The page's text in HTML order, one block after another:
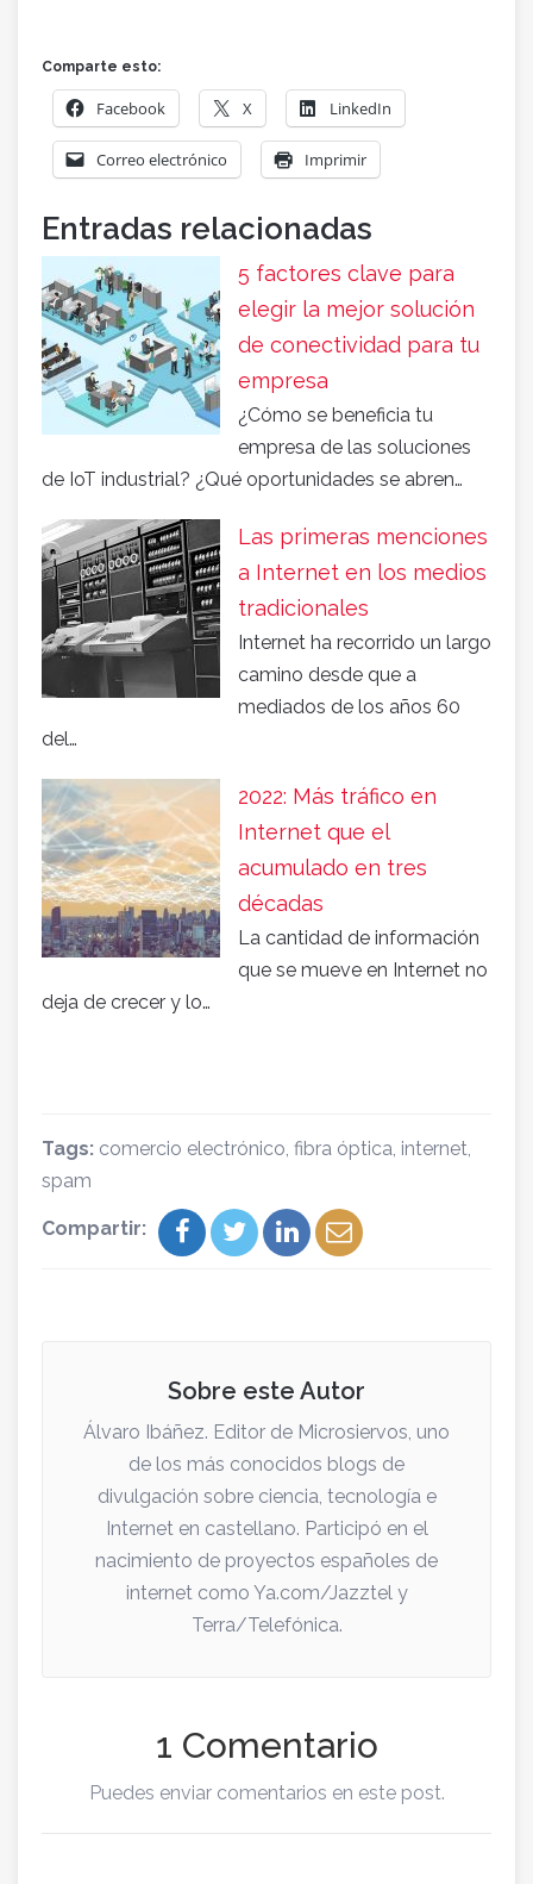
Comparte esto:
Facebook X LinkedIn
Correo electrónico Imprimir
Entradas relacionadas
5 factores clave para
elegir la mejor solución
de conectividad para tu
empresa
¿Cómo se beneficia tu
empresa de las soluciones
de IoT industrial? ¿Qué oportunidades se abren…
Las primeras menciones
a Internet en los medios
tradicionales
Internet ha recorrido un largo
camino desde que a
mediados de los años 60
del…
2022: Más tráfico en
Internet que el
acumulado en tres
décadas
La cantidad de información
que se mueve en Internet no
deja de crecer y lo…
Tags: comercio electrónico fibra óptica internet
spam
Compartir:
Sobre este Autor
Álvaro Ibáñez. Editor de Microsiervos, uno
de los más conocidos blogs de
divulgación sobre ciencia, tecnología e
Internet en castellano. Participó en el
nacimiento de proyectos españoles de
internet como Ya.com/Jazztel y
Terra/Telefónica.
1 Comentario
Puedes enviar comentarios en este post.